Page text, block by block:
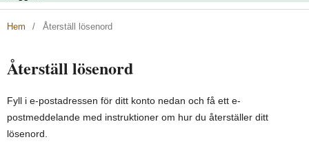
Hem / Återställ lösenord
Återställ lösenord
Fyll i e-postadressen för ditt konto nedan och få ett e-
postmeddelande med instruktioner om hur du återställer ditt
lösenord.